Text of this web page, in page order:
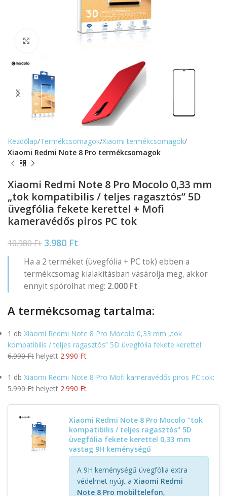
Kezdőlap Termékcsomagok Xiaomi termékcsomagok
Xiaomi Redmi Note 8 Pro termékcsomagok
Xiaomi Redmi Note 8 Pro Mocolo 0,33 mm
„tok kompatibilis / teljes ragasztós” 5D
üvegfólia fekete kerettel + Mofi
kameravédős piros PC tok
10.980Ft 3.980 Ft
Ha a 2 terméket (üvegfólia + PC tok) ebben a
termékcsomag kialakításban vásárolja meg, akkor
ennyit spórolhat meg: 2.000 Ft
A termékcsomag tartalma:
1 db Xiaomi Redmi Note 8 Pro Mocolo 0,33 mm „tok
kompatibilis / teljes ragasztós” 5D üvegfólia fekete kerettel:
6.990 Ft helyett 2.990 Ft
1 db Xiaomi Redmi Note 8 Pro Mofi kameravédős piros PC tok:
5.990 Ft helyett 2.990 Ft
Xiaomi Redmi Note 8 Pro Mocolo "tok
kompatibilis / teljes ragasztós" 5D
üvegfólia fekete kerettel 0,33 mm
vastag 9H keménységű
A 9H keménységű üvegfólia extra
védelmet nyújt a Xiaomi Redmi
Note 8 Pro mobiltelefon,